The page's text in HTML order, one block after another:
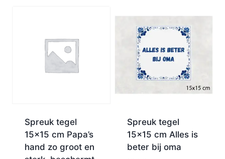
Spreuk tegel
15×15 cm Papa’s
hand zo groot en
Spreuk tegel
15×15 cm Alles is
beter bij oma